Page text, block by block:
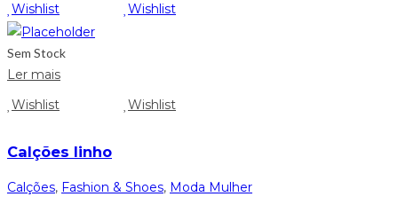
Wishlist
Wishlist
Sem Stock
Ler mais
Wishlist
Wishlist
Calções linho
Calções, Fashion & Shoes, Moda Mulher